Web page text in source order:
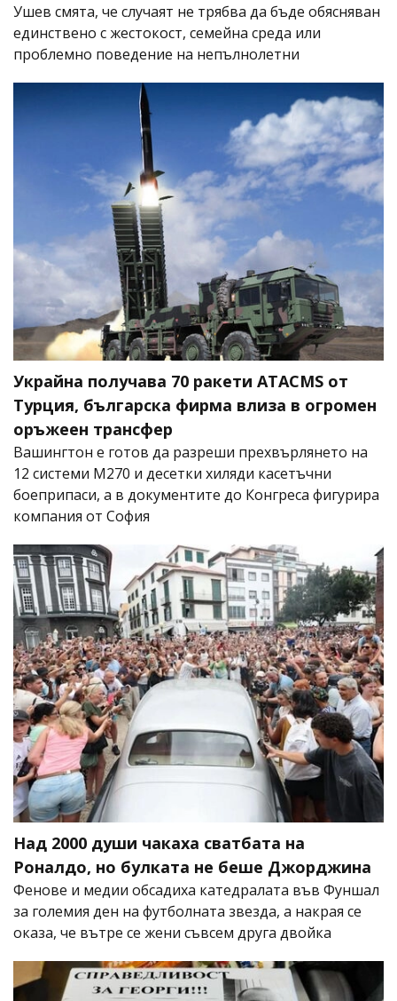
Ушев смята, че случаят не трябва да бъде обясняван
единствено с жестокост, семейна среда или
проблемно поведение на непълнолетни
Украйна получава 70 ракети ATACMS от
Турция, българска фирма влиза в огромен
оръжеен трансфер
Вашингтон е готов да разреши прехвърлянето на
12 системи M270 и десетки хиляди касетъчни
боеприпаси, а в документите до Конгреса фигурира
компания от София
Над 2000 души чакаха сватбата на
Роналдо, но булката не беше Джорджина
Фенове и медии обсадиха катедралата във Фуншал
за големия ден на футболната звезда, а накрая се
оказа, че вътре се жени съвсем друга двойка